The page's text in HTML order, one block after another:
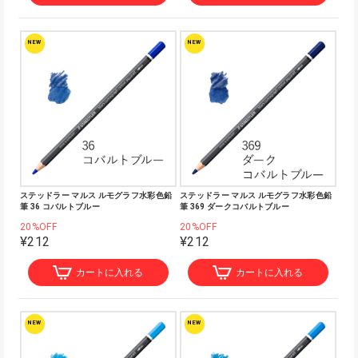
NEW
ステッドラー マルス ルモグラフ水彩色鉛
筆 36 コバルトブルー
20%OFF
¥212
カートに入れる
NEW
ステッドラー マルス ルモグラフ水彩色鉛
筆 369 ダークコバルトブルー
20%OFF
¥212
カートに入れる
NEW NEW